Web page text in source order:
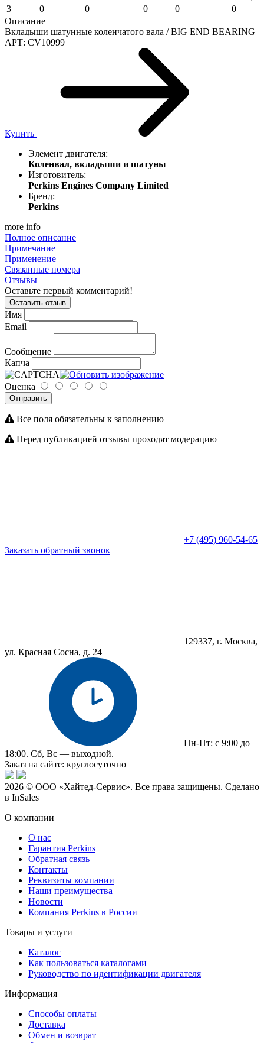
3
0 0 0 0
0
Описание
Вкладыши шатунные коленчатого вала / BIG END BEARING
АРТ: CV10999
Купить
Элемент двигателя:
Коленвал, вкладыши и шатуны
Изготовитель:
Perkins Engines Company Limited
Бренд:
Perkins
more info
Полное описание
Примечание
Применение
Связанные номера
Отзывы
Оставьте первый комментарий!
Оставить отзыв
Имя
Email
Сообщение
Капча
Оценка
Отправить
Все поля обязательны к заполнению
Перед публикацией отзывы проходят модерацию
+7 (495) 960-54-65
Заказать обратный звонок
129337, г. Москва,
ул. Красная Сосна, д. 24
Пн-Пт: с 9:00 до
18:00. Сб, Вс — выходной.
Заказ на сайте: круглосуточно
2026 © ООО «Хайтед-Сервис». Все права защищены. Сделано
в InSales
О компании
О нас
Гарантия Perkins
Обратная связь
Контакты
Реквизиты компании
Наши преимущества
Новости
Компания Perkins в России
Товары и услуги
Каталог
Как пользоваться каталогами
Руководство по идентификации двигателя
Информация
Способы оплаты
Доставка
Обмен и возврат